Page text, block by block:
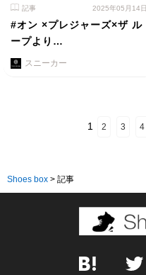
記事 2025年05月14日
#オン ×プレジャーズ×ザ ル
ープより…
スニーカー
1 2 3 4
Shoes box > 記事